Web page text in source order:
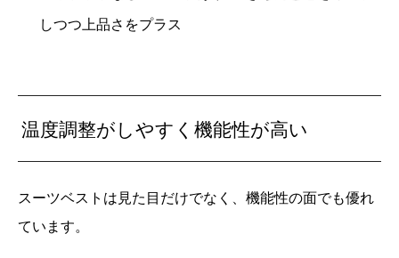
しつつ上品さをプラス
温度調整がしやすく機能性が高い
スーツベストは見た目だけでなく、機能性の面でも優れ
ています。